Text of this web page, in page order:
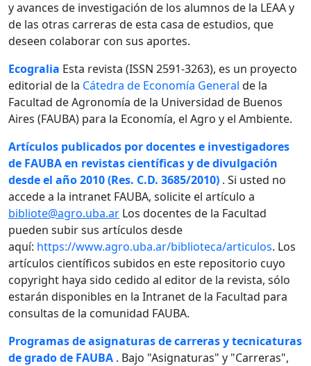
y avances de investigación de los alumnos de la LEAA y
de las otras carreras de esta casa de estudios, que
deseen colaborar con sus aportes.
Ecogralia Esta revista (ISSN 2591-3263), es un proyecto
editorial de la Cátedra de Economía General de la
Facultad de Agronomía de la Universidad de Buenos
Aires (FAUBA) para la Economía, el Agro y el Ambiente.
Artículos publicados por docentes e investigadores
de FAUBA en revistas científicas y de divulgación
desde el año 2010 (Res. C.D. 3685/2010) . Si usted no
accede a la intranet FAUBA, solicite el artículo a
bibliote@agro.uba.ar Los docentes de la Facultad
pueden subir sus artículos desde
aquí: https://www.agro.uba.ar/biblioteca/articulos. Los
artículos científicos subidos en este repositorio cuyo
copyright haya sido cedido al editor de la revista, sólo
estarán disponibles en la Intranet de la Facultad para
consultas de la comunidad FAUBA.
Programas de asignaturas de carreras y tecnicaturas
de grado de FAUBA . Bajo "Asignaturas" y "Carreras",